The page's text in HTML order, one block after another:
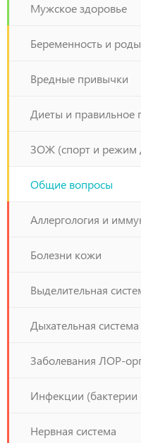
Мужское здоровье
Беременность и роды
Вредные привычки
Диеты и правильное
ЗОЖ (спорт и режим
Общие вопросы
Аллергология и
Болезни кожи
Выделительная
Дыхательная система
Заболевания ЛОР-
Инфекции (бактерии
Нервная система